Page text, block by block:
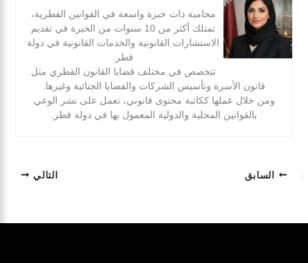
محامية ذات خبرة واسعة في القوانين القطرية،
تمتلك أكثر من 10 سنوات من الخبرة في تقديم
الاستشارات القانونية والخدمات القانونية في دولة
قطر.
تتخصص في مختلف قضايا القانون القطري مثل
قانون الأسرة وتأسيس الشركات والقضايا الجنائية وغيرها.
ومن خلال عملها ككاتبة محتوى قانوني، تعمل على نشر الوعي
بالقوانين المحلية والدولية المعمول بها في دولة قطر.
السابق التالي